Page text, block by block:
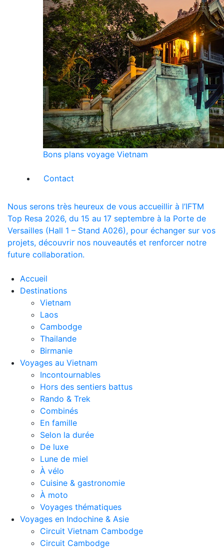
Bons plans voyage Vietnam
Contact
Nous serons très heureux de vous accueillir à l’IFTM
Top Resa 2026, du 15 au 17 septembre à la Porte de
Versailles (Hall 1 – Stand A026), pour échanger sur vos
projets, découvrir nos nouveautés et renforcer notre
future collaboration.
Accueil
Destinations
Vietnam
Laos
Cambodge
Thailande
Birmanie
Voyages au Vietnam
Incontournables
Hors des sentiers battus
Rando & Trek
Combinés
En famille
Selon la durée
De luxe
Lune de miel
À vélo
Cuisine & gastronomie
À moto
Voyages thématiques
Voyages en Indochine & Asie
Circuit Vietnam Cambodge
Circuit Cambodge